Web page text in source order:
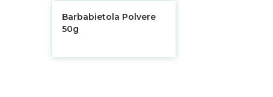
Barbabietola Polvere
50g